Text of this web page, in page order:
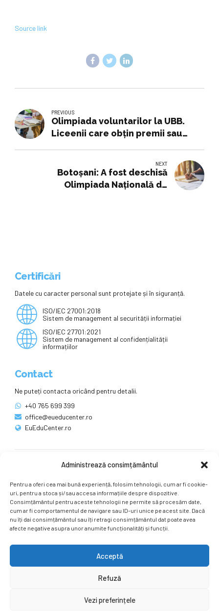
Administrează consimțământul
Pentru a oferi cea mai bună experiență, folosim tehnologii, cum ar fi cookie-
uri, pentru a stoca și/sau accesa informațiile despre dispozitive.
Consimțământul pentru aceste tehnologii ne permite să procesăm date,
cum ar fi comportamentul de navigare sau ID-uri unice pe acest site. Dacă
nu îți dai consimțământul sau îți retragi consimțământul dat poate avea
afecte negative asupra unor anumite funcționalități și funcții.
Acceptă
Refuză
Vezi preferințele
Source link
PREVIOUS
Olimpiada voluntarilor la UBB.
Liceenii care obțin premii sau
NEXT
Botoșani: A fost deschisă
Olimpiada Națională de
Certificări
Datele cu caracter personal sunt protejate și în siguranță.
ISO/IEC 27001:2018
Sistem de management al securității informației
ISO/IEC 27701:2021
Sistem de management al confidențialității
informațiilor
Contact
Ne puteți contacta oricând pentru detalii.
+40 765 699 399
office@eueducenter.ro
EuEduCenter.ro
Ne puteți găsi și pe rețelele sociale.